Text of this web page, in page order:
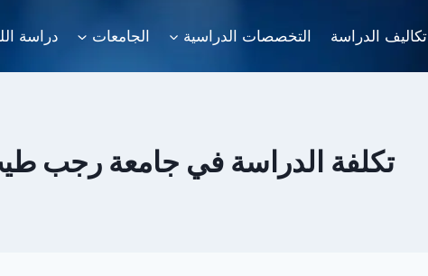
تكاليف الدراسة التخصصات الدراسية الجامعات دراسة
تكلفة الدراسة في جامعة رجب